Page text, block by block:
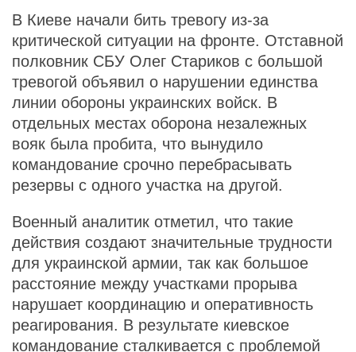
В Киеве начали бить тревогу из-за
критической ситуации на фронте. Отставной
полковник СБУ Олег Стариков с большой
тревогой объявил о нарушении единства
линии обороны украинских войск. В
отдельных местах оборона незалежных
вояк была пробита, что вынудило
командование срочно перебрасывать
резервы с одного участка на другой.
Военный аналитик отметил, что такие
действия создают значительные трудности
для украинской армии, так как большое
расстояние между участками прорыва
нарушает координацию и оперативность
реагирования. В результате киевское
командование сталкивается с проблемой